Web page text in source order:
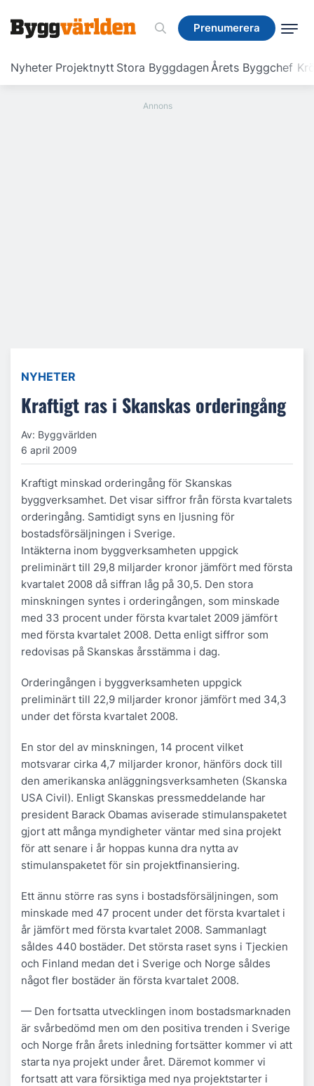
Prenumerera
Nyheter Projektnytt Stora ByggdagenÅrets Byggchef
Prenumerera
NYHETER
Kraftigt ras i Skanskas orderingång
Av: Byggvärlden
6 april 2009
Kraftigt minskad orderingång för Skanskas
byggverksamhet. Det visar siffror från första kvartalets
orderingång. Samtidigt syns en ljusning för
bostadsförsäljningen i Sverige.
Intäkterna inom byggverksamheten uppgick
preliminärt till 29,8 miljarder kronor jämfört med första
kvartalet 2008 då siffran låg på 30,5. Den stora
minskningen syntes i orderingången, som minskade
med 33 procent under första kvartalet 2009 jämfört
med första kvartalet 2008. Detta enligt siffror som
redovisas på Skanskas årsstämma i dag.
Orderingången i byggverksamheten uppgick
preliminärt till 22,9 miljarder kronor jämfört med 34,3
under det första kvartalet 2008.
En stor del av minskningen, 14 procent vilket
motsvarar cirka 4,7 miljarder kronor, hänförs dock till
den amerikanska anläggningsverksamheten (Skanska
USA Civil). Enligt Skanskas pressmeddelande har
president Barack Obamas aviserade stimulanspaketet
gjort att många myndigheter väntar med sina projekt
för att senare i år hoppas kunna dra nytta av
stimulanspaketet för sin projektfinansiering.
Ett ännu större ras syns i bostadsförsäljningen, som
minskade med 47 procent under det första kvartalet i
år jämfört med första kvartalet 2008. Sammanlagt
såldes 440 bostäder. Det största raset syns i Tjeckien
och Finland medan det i Sverige och Norge såldes
något fler bostäder än första kvartalet 2008.
— Den fortsatta utvecklingen inom bostadsmarknaden
är svårbedömd men om den positiva trenden i Sverige
och Norge från årets inledning fortsätter kommer vi att
starta nya projekt under året. Däremot kommer vi
fortsatt att vara försiktiga med nya projektstarter i